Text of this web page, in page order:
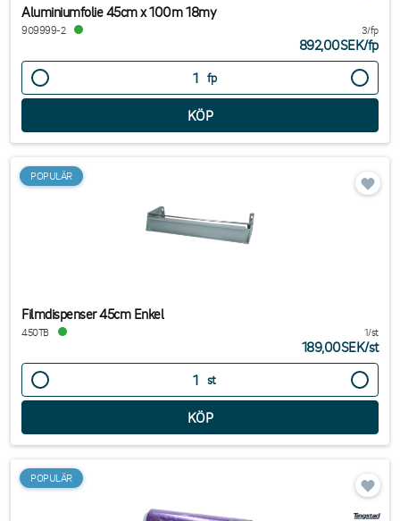
Aluminiumfolie 45cm x 100m 18my
909999-2 3/fp
892,00SEK/fp
fp
POPULÄR
Filmdispenser 45cm Enkel
450TB 1/st
189,00SEK/st
st
POPULÄR